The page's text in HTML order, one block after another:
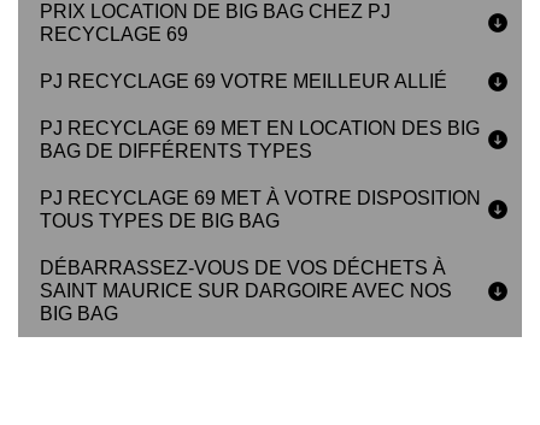
PRIX LOCATION DE BIG BAG CHEZ PJ
RECYCLAGE 69
PJ RECYCLAGE 69 VOTRE MEILLEUR ALLIÉ
PJ RECYCLAGE 69 MET EN LOCATION DES BIG
BAG DE DIFFÉRENTS TYPES
PJ RECYCLAGE 69 MET À VOTRE DISPOSITION
TOUS TYPES DE BIG BAG
DÉBARRASSEZ-VOUS DE VOS DÉCHETS À
SAINT MAURICE SUR DARGOIRE AVEC NOS
BIG BAG